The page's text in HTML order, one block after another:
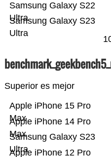
Samsung Galaxy S23
Ultra
Samsung Galaxy S22
Ultra
Superior es mejor
Apple iPhone 12 Pro
Samsung Galaxy S23
Ultra
Apple iPhone 14 Pro
Max
Apple iPhone 15 Pro
Max